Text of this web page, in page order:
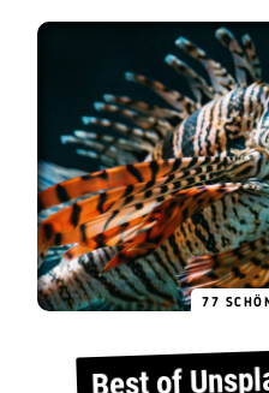
77
Best of